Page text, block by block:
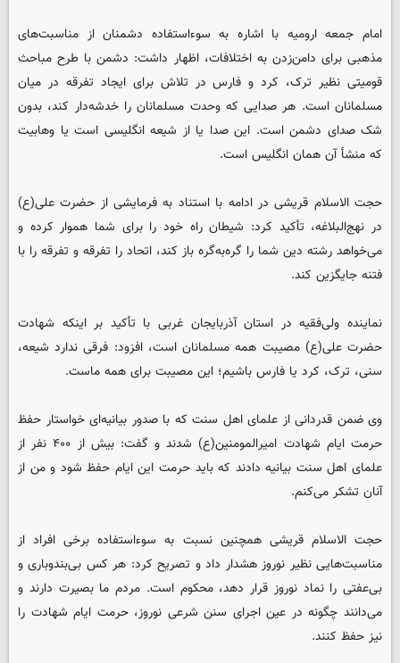
امام جمعه ارومیه با اشاره به سوءاستفاده دشمنان از مناسبت‌های
مذهبی برای دامن‌زدن به اختلافات، اظهار داشت: دشمن با طرح مباحث
قومیتی نظیر ترک، کرد و فارس در تلاش برای ایجاد تفرقه در میان
مسلمانان است. هر صدایی که وحدت مسلمانان را خدشه‌دار کند، بدون
شک صدای دشمن است. این صدا یا از شیعه انگلیسی است یا وهابیت
که منشأ آن همان انگلیس است.
حجت الاسلام قریشی در ادامه با استناد به فرمایشی از حضرت علی(ع)
در نهج‌البلاغه، تأکید کرد: شیطان راه خود را برای شما هموار کرده و
می‌خواهد رشته دین شما را گره‌به‌گره باز کند، اتحاد را تفرقه و تفرقه را با
فتنه جایگزین کند.
نماینده ولی‌فقیه در استان آذربایجان غربی با تأکید بر اینکه شهادت
حضرت علی(ع) مصیبت همه مسلمانان است، افزود: فرقی ندارد شیعه،
سنی، ترک، کرد یا فارس باشیم؛ این مصیبت برای همه ماست.
وی ضمن قدردانی از علمای اهل سنت که با صدور بیانیه‌ای خواستار حفظ
حرمت ایام شهادت امیرالمومنین(ع) شدند و گفت: بیش از ۴۰۰ نفر از
علمای اهل سنت بیانیه دادند که باید حرمت این ایام حفظ شود و من از
آنان تشکر می‌کنم.
حجت الاسلام قریشی همچنین نسبت به سوءاستفاده برخی افراد از
مناسبت‌هایی نظیر نوروز هشدار داد و تصریح کرد: هر کس بی‌بندوباری و
بی‌عفتی را نماد نوروز قرار دهد، محکوم است. مردم ما بصیرت دارند و
می‌دانند چگونه در عین اجرای سنن شرعی نوروز، حرمت ایام شهادت را
نیز حفظ کنند.